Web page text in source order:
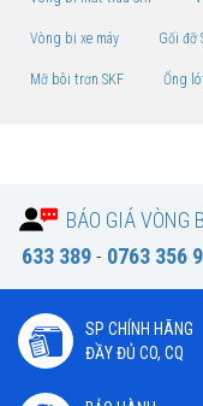
Vòng bi xe máy Gối đỡ
Mỡ bôi trơn SKF Ống
BÁO GIÁ VÒNG
633 389- 0763 356
SP CHÍNH HÃNG
ĐẦY ĐỦ CO, CQ